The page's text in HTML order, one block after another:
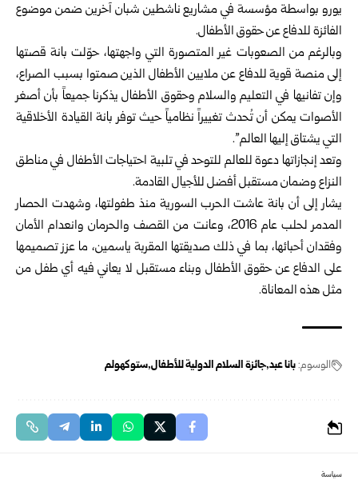
يورو بواسطة مؤسسة في مشاريع ناشطين شبان آخرين ضمن موضوع
الفائزة للدفاع عن حقوق الأطفال.
وبالرغم من الصعوبات غير المتصورة التي واجهتها، حوّلت بانة قصتها
إلى منصة قوية للدفاع عن ملايين الأطفال الذين صمتوا بسبب الصراع،
وإن تفانيها في التعليم والسلام وحقوق الأطفال يذكرنا جميعاً بأن أصغر
الأصوات يمكن أن تُحدث تغييراً نظامياً حيث توفر بانة القيادة الأخلاقية
التي يشتاق إليها العالم”.
وتعد إنجازاتها دعوة للعالم للتوحد في تلبية احتياجات الأطفال في مناطق
النزاع وضمان مستقبل أفضل للأجيال القادمة.
يشار إلى أن بانة عاشت الحرب السورية منذ طفولتها، وشهدت الحصار
المدمر لحلب عام 2016، وعانت من القصف والحرمان وانعدام الأمان
وفقدان أحبائها، بما في ذلك صديقتها المقربة ياسمين، ما عزز تصميمها
على الدفاع عن حقوق الأطفال وبناء مستقبل لا يعاني فيه أي طفل من
مثل هذه المعاناة.
الوسوم:بانا عبد جائزة السلام الدولية للأطفال ستوكهولم
سياسة